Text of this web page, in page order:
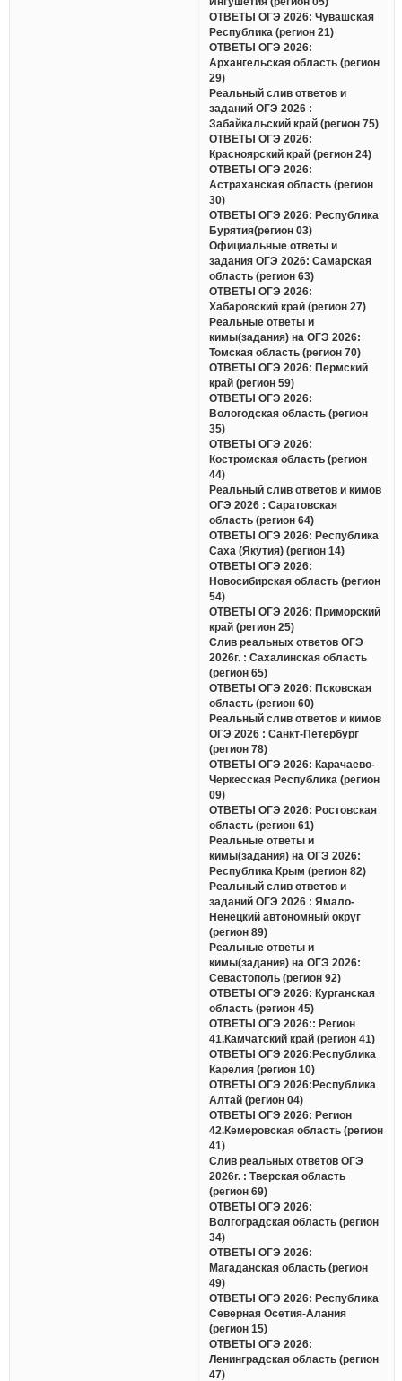
ОТВЕТЫ ОГЭ 2026: Чувашская
Республика (регион 21)
ОТВЕТЫ ОГЭ 2026:
Архангельская область (регион
29)
Реальный слив ответов и
заданий ОГЭ 2026 :
Забайкальский край (регион 75)
ОТВЕТЫ ОГЭ 2026:
Красноярский край (регион 24)
ОТВЕТЫ ОГЭ 2026:
Астраханская область (регион
30)
ОТВЕТЫ ОГЭ 2026: Республика
Бурятия(регион 03)
Официальные ответы и
задания ОГЭ 2026: Самарская
область (регион 63)
ОТВЕТЫ ОГЭ 2026:
Хабаровский край (регион 27)
Реальные ответы и
кимы(задания) на ОГЭ 2026:
Томская область (регион 70)
ОТВЕТЫ ОГЭ 2026: Пермский
край (регион 59)
ОТВЕТЫ ОГЭ 2026:
Вологодская область (регион
35)
ОТВЕТЫ ОГЭ 2026:
Костромская область (регион
44)
Реальный слив ответов и кимов
ОГЭ 2026 : Саратовская
область (регион 64)
ОТВЕТЫ ОГЭ 2026: Республика
Саха (Якутия) (регион 14)
ОТВЕТЫ ОГЭ 2026:
Новосибирская область (регион
54)
ОТВЕТЫ ОГЭ 2026: Приморский
край (регион 25)
Слив реальных ответов ОГЭ
2026г. : Сахалинская область
(регион 65)
ОТВЕТЫ ОГЭ 2026: Псковская
область (регион 60)
Реальный слив ответов и кимов
ОГЭ 2026 : Санкт-Петербург
(регион 78)
ОТВЕТЫ ОГЭ 2026: Карачаево-
Черкесская Республика (регион
09)
ОТВЕТЫ ОГЭ 2026: Ростовская
область (регион 61)
Реальные ответы и
кимы(задания) на ОГЭ 2026:
Республика Крым (регион 82)
Реальный слив ответов и
заданий ОГЭ 2026 : Ямало-
Ненецкий автономный округ
(регион 89)
Реальные ответы и
кимы(задания) на ОГЭ 2026:
Севастополь (регион 92)
ОТВЕТЫ ОГЭ 2026: Курганская
область (регион 45)
ОТВЕТЫ ОГЭ 2026:: Регион
41.Камчатский край (регион 41)
ОТВЕТЫ ОГЭ 2026:Республика
Карелия (регион 10)
ОТВЕТЫ ОГЭ 2026:Республика
Алтай (регион 04)
ОТВЕТЫ ОГЭ 2026: Регион
42.Кемеровская область (регион
41)
Слив реальных ответов ОГЭ
2026г. : Тверская область
(регион 69)
ОТВЕТЫ ОГЭ 2026:
Волгоградская область (регион
34)
ОТВЕТЫ ОГЭ 2026:
Магаданская область (регион
49)
ОТВЕТЫ ОГЭ 2026: Республика
Северная Осетия-Алания
(регион 15)
ОТВЕТЫ ОГЭ 2026:
Ленинградская область (регион
47)